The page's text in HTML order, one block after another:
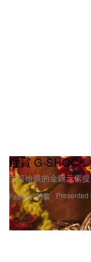
Fashion 時裝
近賞 G-SHOCK
主打搶眼的金銀元素
Presented